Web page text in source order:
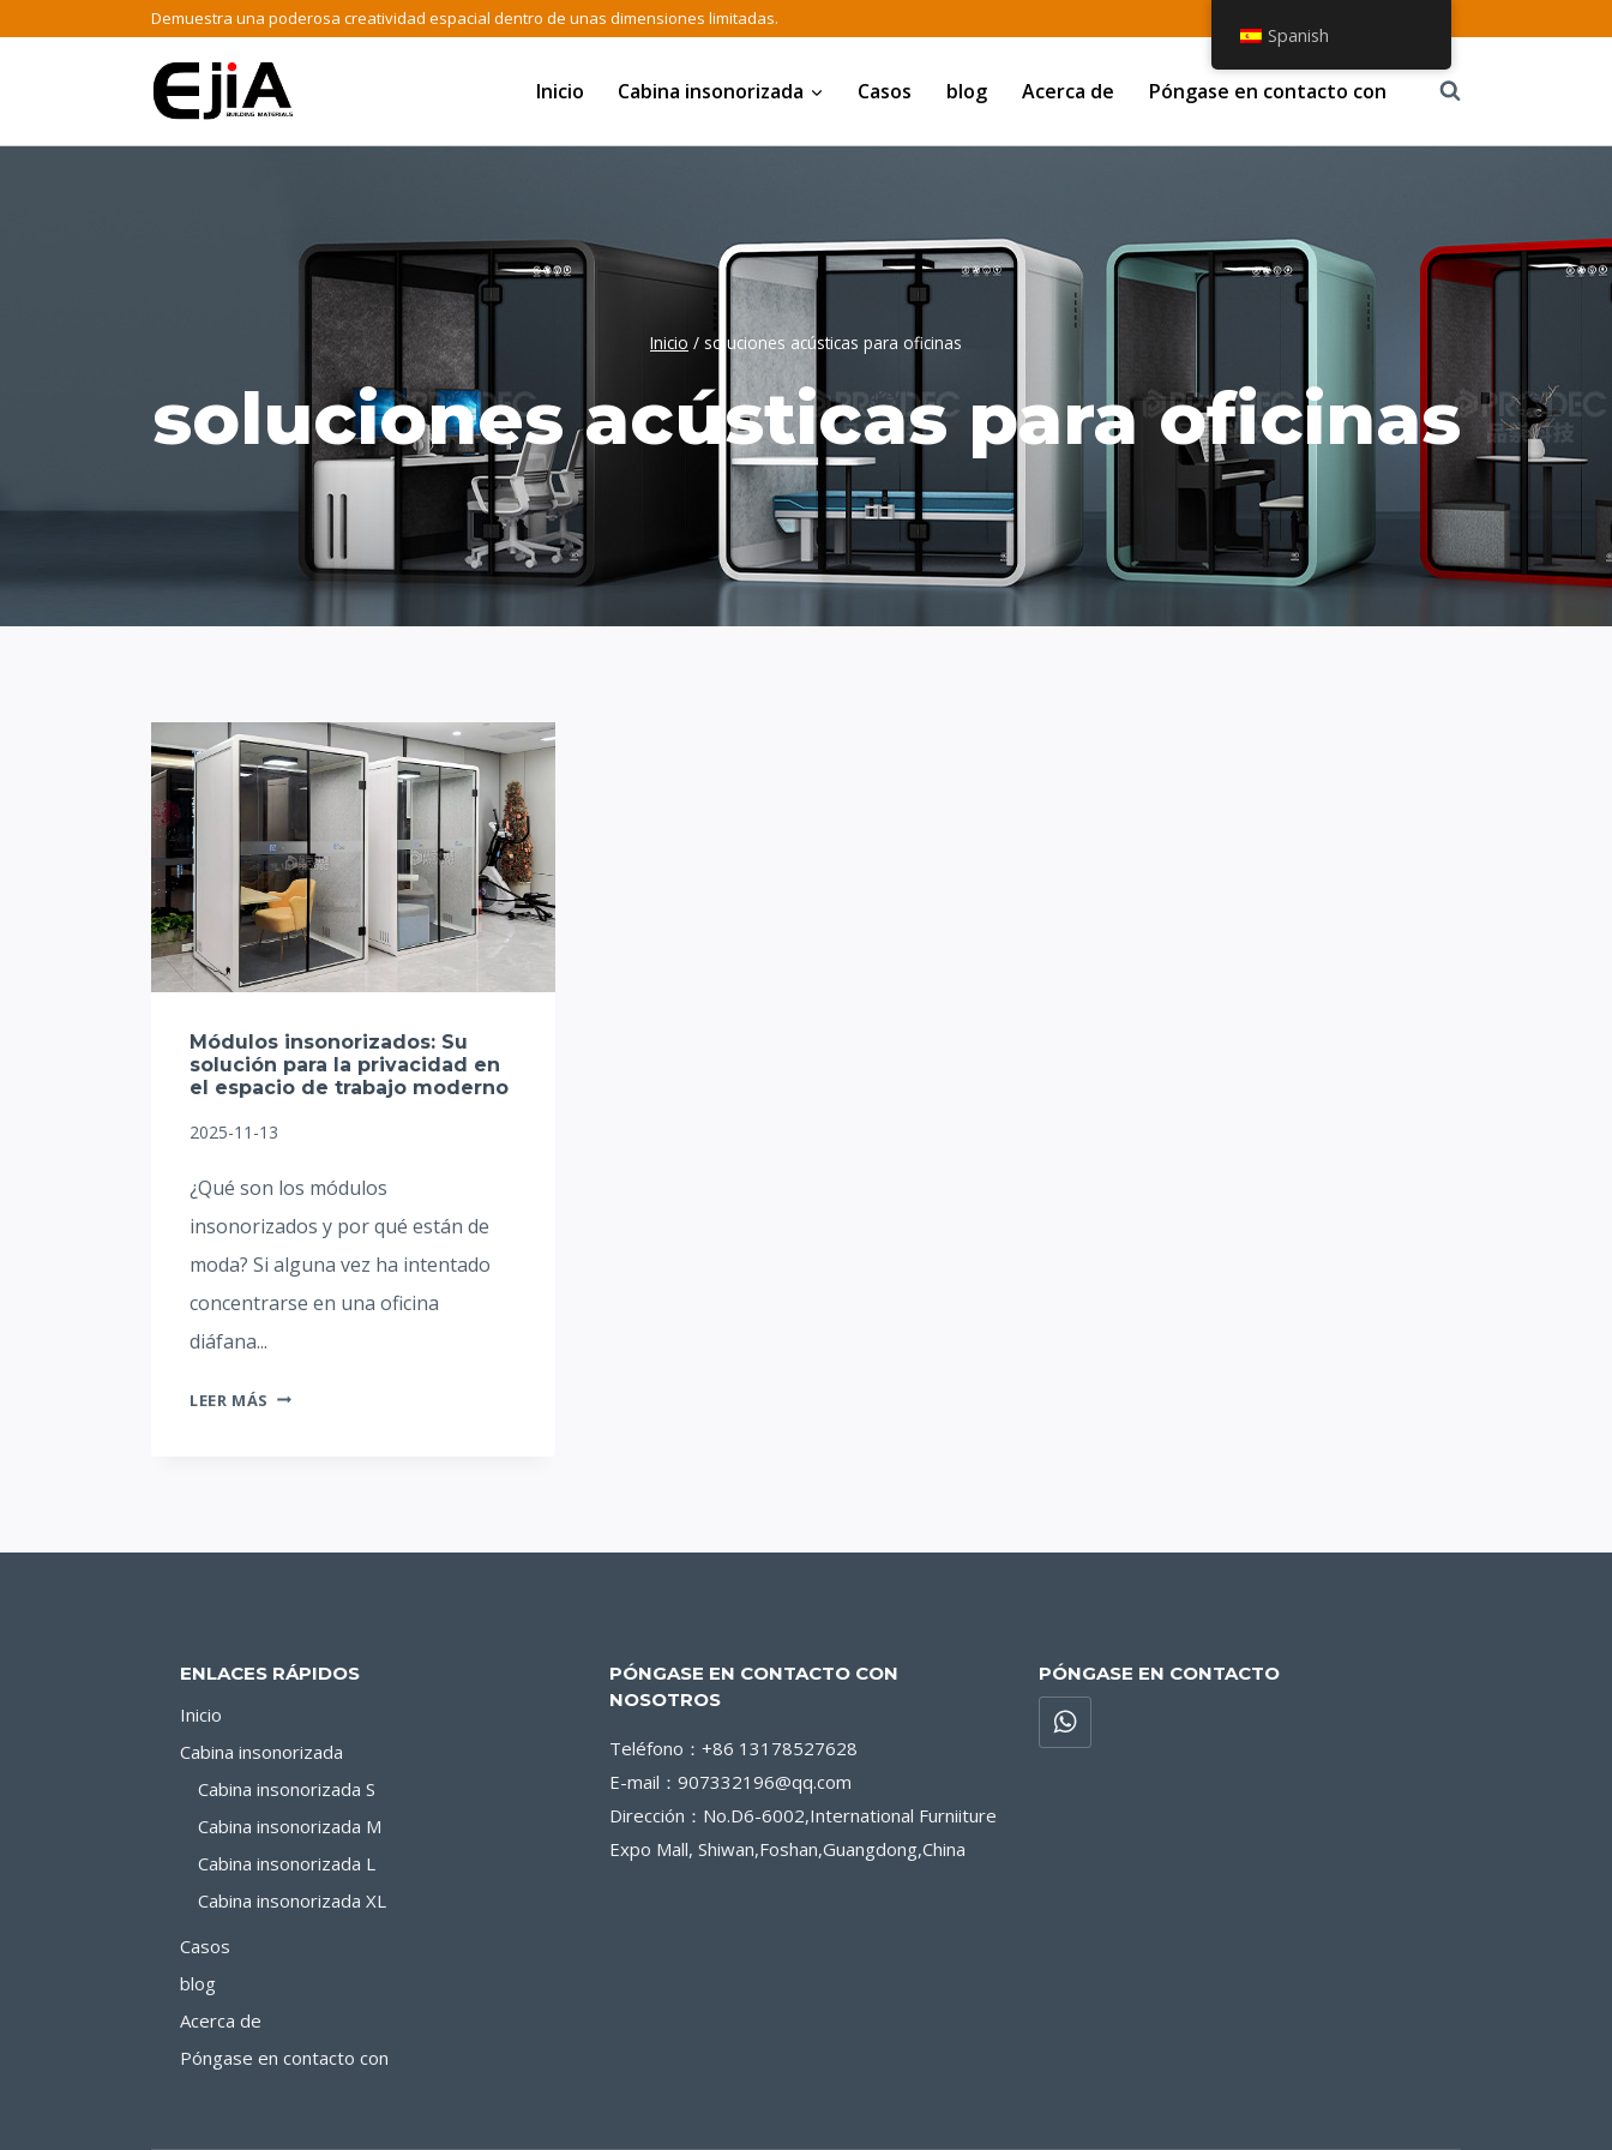
Demuestra una poderosa creatividad espacial dentro de unas dimensiones limitadas.
Inicio Cabina insonorizada Casos blog Acerca de Póngase en contacto con
Inicio / soluciones acústicas para oficinas
soluciones acústicas para oficinas
Módulos insonorizados: Su
solución para la privacidad en
el espacio de trabajo moderno
2025-11-13
¿Qué son los módulos
insonorizados y por qué están de
moda? Si alguna vez ha intentado
concentrarse en una oficina
diáfana...
LEER MÁS MÓDULOS
ESPACIO
MODERNO
ENLACES RÁPIDOS
Inicio
Cabina insonorizada
Cabina insonorizada S
Cabina insonorizada M
Cabina insonorizada L
Cabina insonorizada XL
Casos
blog
Acerca de
Póngase en contacto con
PÓNGASE EN CONTACTO CON
NOSOTROS
Teléfono：+86 13178527628
E-mail：907332196@qq.com
Dirección：No.D6-6002,International Furniiture
Expo Mall, Shiwan,Foshan,Guangdong,China
PÓNGASE EN CONTACTO
Spanish